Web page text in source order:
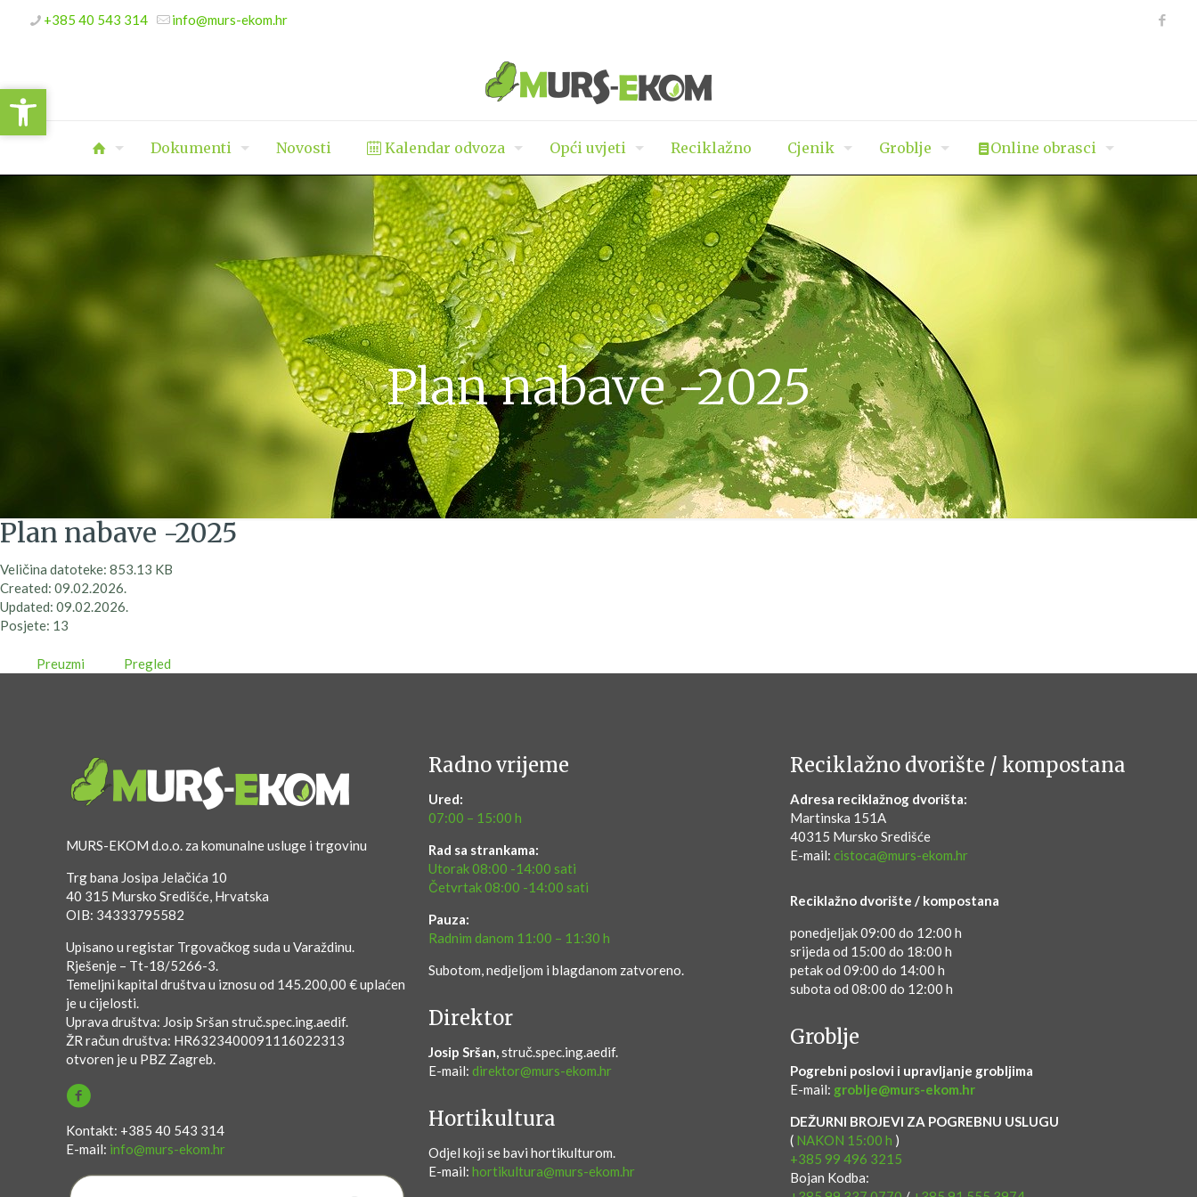
Open toolbar
+385 40 543 314 info@murs-ekom.hr
Dokumenti Novosti Kalendar odvoza Opći uvjeti Reciklažno Cjenik Groblje Online obrasci
Plan nabave -2025
Plan nabave -2025
Veličina datoteke: 853.13 KB
Created: 09.02.2026.
Updated: 09.02.2026.
Posjete: 13
Preuzmi Pregled
MURS-EKOM d.o.o. za komunalne usluge i trgovinu
Trg bana Josipa Jelačića 10
40 315 Mursko Središće, Hrvatska
OIB: 34333795582
Upisano u registar Trgovačkog suda u Varaždinu.
Rješenje – Tt-18/5266-3.
Temeljni kapital društva u iznosu od 145.200,00 € uplaćen
je u cijelosti.
Uprava društva: Josip Sršan struč.spec.ing.aedif.
ŽR račun društva: HR6323400091116022313
otvoren je u PBZ Zagreb.
Kontakt: +385 40 543 314
E-mail: info@murs-ekom.hr
Radno vrijeme
Ured:
07:00 – 15:00 h
Rad sa strankama:
Utorak 08:00 -14:00 sati
Četvrtak 08:00 -14:00 sati
Pauza:
Radnim danom 11:00 – 11:30 h
Subotom, nedjeljom i blagdanom zatvoreno.
Direktor
Josip Sršan,struč.spec.ing.aedif.
E-mail: direktor@murs-ekom.hr
Hortikultura
Odjel koji se bavi hortikulturom.
E-mail: hortikultura@murs-ekom.hr
Reciklažno dvorište / kompostana
Adresa reciklažnog dvorišta:
Martinska 151A
40315 Mursko Središće
E-mail: cistoca@murs-ekom.hr
Reciklažno dvorište / kompostana
ponedjeljak 09:00 do 12:00 h
srijeda od 15:00 do 18:00 h
petak od 09:00 do 14:00 h
subota od 08:00 do 12:00 h
Groblje
Pogrebni poslovi i upravljanje grobljima
E-mail: groblje@murs-ekom.hr
DEŽURNI BROJEVI ZA POGREBNU USLUGU
( NAKON 15:00 h )
+385 99 496 3215
Bojan Kodba:
Open toolbar